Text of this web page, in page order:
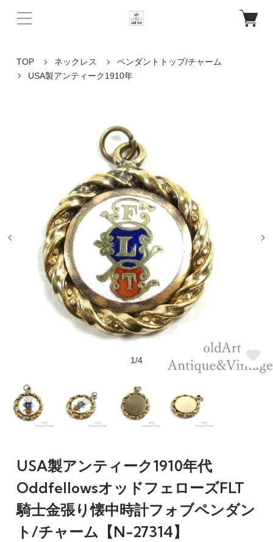
TOP ネックレス
ペンダントトップ/チャーム
USA製アンティーク1910年
1/4
USA製アンティーク1910年代
OddfellowsオッドフェローズFLT
騎士金張り懐中時計フォブペンダン
ト/チャーム【N-27314】